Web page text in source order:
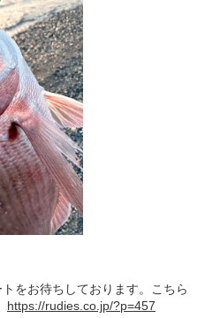
をお待ちしております。こちら
https://rudies.co.jp/?p=457